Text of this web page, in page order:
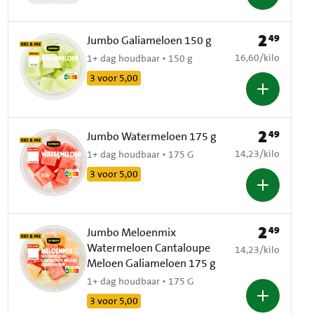
Jumbo Galiameloen 150 g
1+ dag houdbaar • 150 g
3 voor 5,00
Prijs: € 2,49
249
€ 16,60 per kilo
16,60/kilo
Jumbo Watermeloen 175 g
1+ dag houdbaar • 175 G
3 voor 5,00
Prijs: € 2,49
249
€ 14,23 per kilo
14,23/kilo
Jumbo Meloenmix
Watermeloen Cantaloupe
Meloen Galiameloen 175 g
1+ dag houdbaar • 175 G
3 voor 5,00
Prijs: € 2,49
249
€ 14,23 per kilo
14,23/kilo